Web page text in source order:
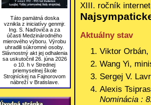
Táto pamätná doska
vznikla z iniciatívy genmjr.
Ing. S. Naďoviča a za
účasti Medzinárodného
mierového výboru. Výrobu
uhradili súkromné osoby.
Slávnostný akt jej odhalenia
sa uskutočnil 26. júna 2026
o 10. h v Strednej
priemyselnej škole
Strojníckej na Fajnorovom
nábreží v Bratislave.
XIII. ročník
Aktuálny stav
Viktor
Wang Yi,
Sergej V.
Alexis
Nominácia :